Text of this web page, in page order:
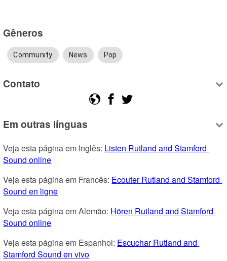
Gêneros
Community News Pop
Contato
Em outras línguas
Veja esta página em Inglês: Listen Rutland and Stamford
Sound online
Veja esta página em Francês: Ecouter Rutland and Stamford
Sound en ligne
Veja esta página em Alemão: Hören Rutland and Stamford
Sound online
Veja esta página em Espanhol: Escuchar Rutland and
Stamford Sound en vivo